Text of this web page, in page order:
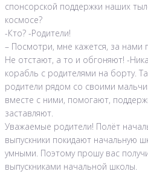
спонсорской поддержки наших
космосе?
-Кто? -Родители!
– Посмотри, мне кажется, за нами
Не отстают, а то и обгоняют! -
корабль с родителями на борту.
родители рядом со своими
вместе с ними, помогают,
заставляют.
Уважаемые родители! Полёт
выпускники покидают начальную
умными. Поэтому прошу вас
выпускниками начальной школы.